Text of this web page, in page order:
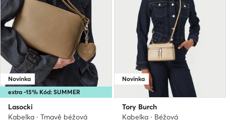
extra -15% Kód: SUMMER
Novinka
Lasocki
Kabelka · Tmavě béžová
Novinka
Tory Burch
Kabelka · Béžová